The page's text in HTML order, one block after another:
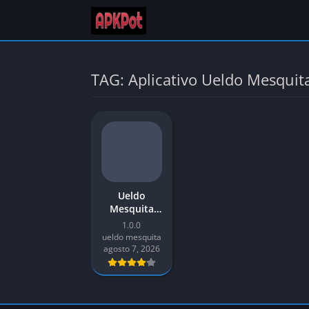
TAG: Aplicativo Ueldo
Ueldo
Mesquita
APK v1.0
Baixar
Últimas
2026 para
Android
1.0.0
ueldo mesquita
agosto 7, 2026